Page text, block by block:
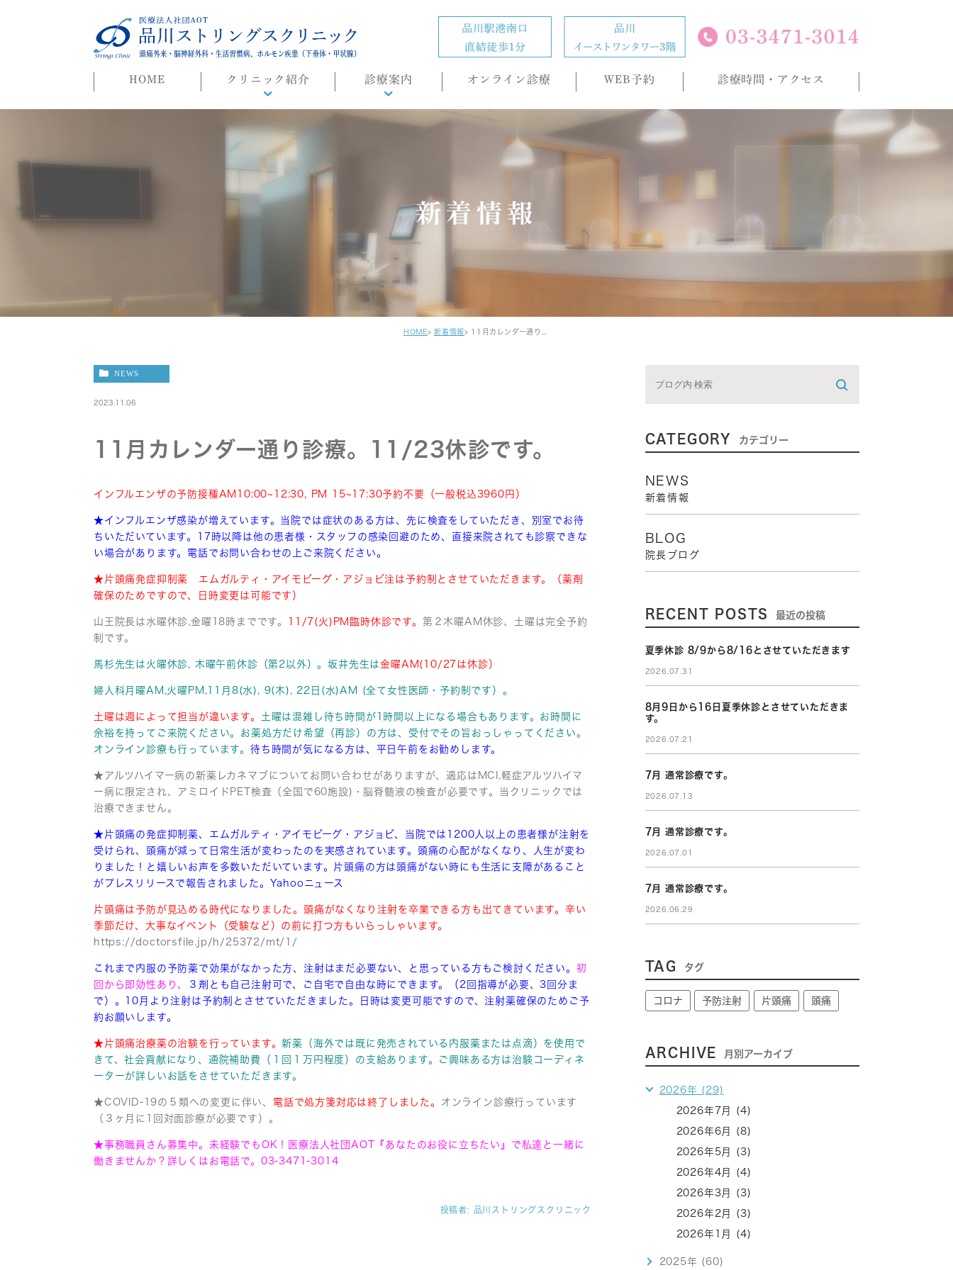
HOME クリニック紹介
院長ごあいさつ
迷惑行為に対する当院の
診療案内
診療概要
肥満症(ダイエット)外来
内科・生活習慣病
睡眠時無呼吸症候群
（SAS）/CPAP治療
もの忘れ(認知症)外来
セカンドオピニオン
オンライン診療 WEB予約 診療時間・アクセス
新着情報
HOME 新着情報
NEWS
2023.11.06
11月カレンダー通り診療。11/23休診です。
インフルエンザの予防接種AM10:00~12:30, PM 15~17:30予約不要（一般税込3960円）
★インフルエンザ感染が増えています。当院では症状のある方は、先に検査をしていただき、別室でお待
ちいただいています。17時以降は他の患者様・スタッフの感染回避のため、直接来院されても診察できな
い場合があります。電話でお問い合わせの上ご来院ください。
★片頭痛発症抑制薬 エムガルティ・アイモビーグ・アジョビ注は予約制とさせていただきます。（薬剤
確保のためですので、日時変更は可能です）
山王院長は水曜休診,金曜18時までです。 11/7(火)PM臨時休診です。 第２木曜AM休診、土曜は完全予約
制です。
馬杉先生は火曜休診, 木曜午前休診（第2以外）。坂井先生は金曜AM(10/27は休診）
婦人科月曜AM,火曜PM,11月8(水), 9(木), 22日(水)AM (全て女性医師・予約制です）。
土曜は週によって担当が違います。
土曜は混雑し待ち時間が1時間以上になる場合もあります。お時間に
余裕を持ってご来院ください。お薬処方だけ希望（再診）の方は、受付でその旨おっしゃってください。
オンライン診療も行っています。 待ち時間が気になる方は、平日午前をお勧めします。
★アルツハイマー病の新薬レカネマブについてお問い合わせがありますが、適応はMCI,軽症アルツハイマ
ー病に限定され、アミロイドPET検査（全国で60施設)・脳脊髄液の検査が必要です。当クリニックでは
治療できません。
★片頭痛の発症抑制薬、エムガルティ・アイモビーグ・アジョビ、 当院では1200人以上の患者様が注射を
受けられ、頭痛が減って 日常生活が変わったのを実感されています。頭痛の心配がなくなり、人生が変わ
りました！と嬉しいお声を多数いただいています。片頭痛の方は頭痛がない時にも生活に支障があること
がプレスリリースで報告されました。Yahooニュース
片頭痛は予防が見込める時代になりました。頭痛がなくなり注射を卒業できる方も出てきています。辛い
季節だけ、大事なイベント（受験など）の前に打つ方もいらっしゃいます。
https://doctorsfile.jp/h/25372/mt/1/
これまで内服の予防薬で効果がなかった方、注射はまだ必要ない、と思っている方もご検討ください。 初
回から即効性あり、
３剤とも自己注射可で、ご自宅で自由な時にできます。（2回指導が必要、3回分ま
で）。10月より注射は予約制とさせていただきました。日時は変更可能ですので、注射薬確保のためご予
約お願いします。
★片頭痛治療薬の治験を行っています。新薬（海外では既に発売されている内服薬または点滴）を使用で
きて、社会貢献になり、通院補助費（１回１万円程度）の支給あります。ご興味ある方は治験コーディネ
ーターが詳しいお話をさせていただきます。
★COVID-19の５類への変更に伴い、 電話で処方箋対応は終了しました。 オンライン診療行っています
（３ヶ月に1回対面診療が必要です）。
★事務職員さん募集中。未経験でもOK！医療法人社団AOT『あなたのお役に立ちたい』で私達と一緒に
働きませんか？詳しくはお電話で。03-3471-3014
投稿者: 品川ストリングスクリニック
CATEGORY カテゴリー
NEWS
新着情報
BLOG
院長ブログ
RECENT POSTS 最近の投稿
夏季休診 8/9から8/16とさせていただきます
2026.07.31
8月9日から16日夏季休診とさせていただきま
す。
2026.07.21
7月 通常診療です。
2026.07.13
7月 通常診療です。
2026.07.01
7月 通常診療です。
2026.06.29
TAG タグ
コロナ 予防注射 片頭痛 頭痛
ARCHIVE 月別アーカイブ
2026年 (29)
2026年7月 (4)
2026年6月 (8)
2026年5月 (3)
2026年4月 (4)
2026年3月 (3)
2026年2月 (3)
2026年1月 (4)
2025年 (60)